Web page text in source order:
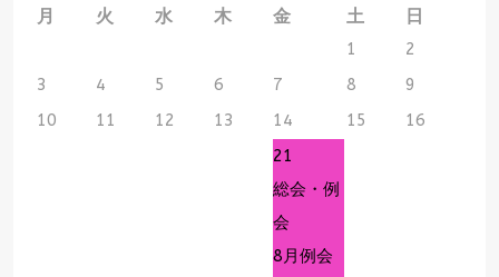
月 火 水 木 金 土 日
1
2
3
4 5 6 7 8
9
10
11 12 13 14 15 16
21
総会・例
会
8月例会